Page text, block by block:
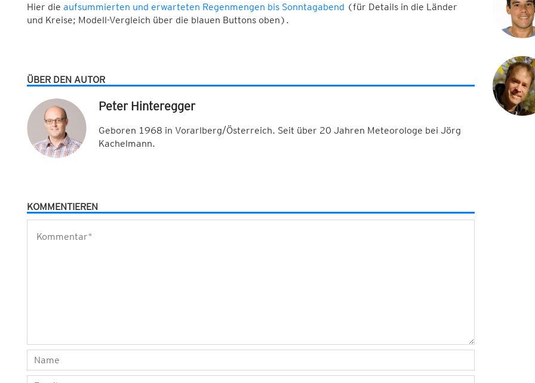
Hier die aufsummierten und erwarteten Regenmengen bis Sonntagabend (für Details in die Länder
und Kreise; Modell-Vergleich über die blauen Buttons oben).
ÜBER DEN AUTOR
Peter Hinteregger
Geboren 1968 in Vorarlberg/Österreich. Seit über 20 Jahren Meteorologe bei Jörg
Kachelmann.
KOMMENTIEREN